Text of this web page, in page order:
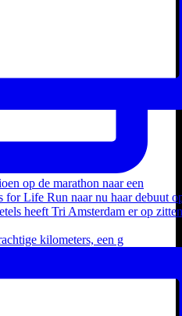
kilometers, een g